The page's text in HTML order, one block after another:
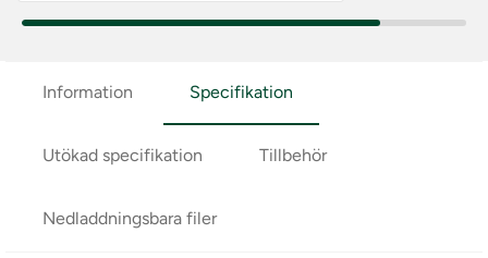
Information Specifikation
Utökad specifikation Tillbehör
Nedladdningsbara filer